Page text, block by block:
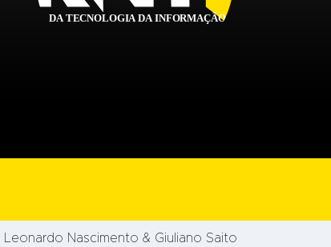
Leonardo Nascimento & Giuliano Saito